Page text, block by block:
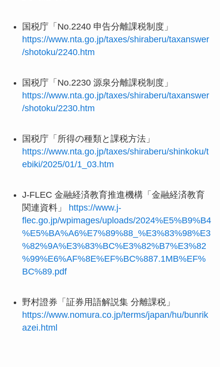
国税庁「No.2240 申告分離課税制度」
https://www.nta.go.jp/taxes/shiraberu/taxanswer
/shotoku/2240.htm
国税庁「No.2230 源泉分離課税制度」
https://www.nta.go.jp/taxes/shiraberu/taxanswer
/shotoku/2230.htm
国税庁「所得の種類と課税方法」
https://www.nta.go.jp/taxes/shiraberu/shinkoku/t
ebiki/2025/01/1_03.htm
J-FLEC 金融経済教育推進機構「金融経済教育
関連資料」 https://www.j-
flec.go.jp/wpimages/uploads/2024%E5%B9%B4
%E5%BA%A6%E7%89%88_%E3%83%98%E3
%82%9A%E3%83%BC%E3%82%B7%E3%82
%99%E6%AF%8E%EF%BC%887.1MB%EF%
BC%89.pdf
野村證券「証券用語解説集 分離課税」
https://www.nomura.co.jp/terms/japan/hu/bunrik
azei.html